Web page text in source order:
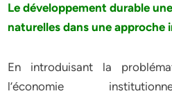
Le développement durable
naturelles dans une
En introduisant la
l’économie